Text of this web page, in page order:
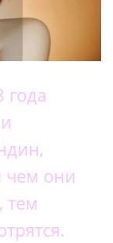
года
они
тем